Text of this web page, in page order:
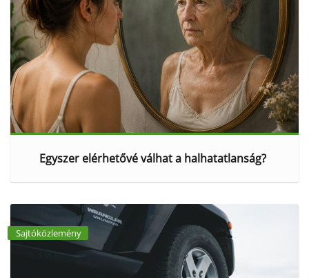
Egyszer elérhetővé válhat a halhatatlanság?
Sajtóközlemény